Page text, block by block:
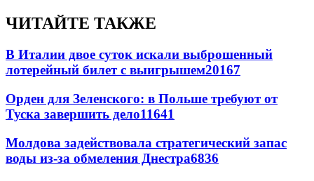
ЧИТАЙТЕ ТАКЖЕ
В Италии двое суток искали выброшенный
лотерейный билет с выигрышем20167
Орден для Зеленского: в Польше требуют от
Туска завершить дело11641
Молдова задействовала стратегический запас
воды из-за обмеления Днестра6836